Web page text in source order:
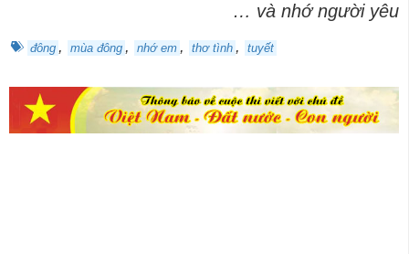
… và nhớ người yêu
đông , mùa đông , nhớ em , thơ tình , tuyết